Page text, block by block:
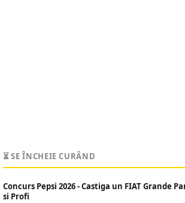
⏳ SE ÎNCHEIE CURÂND
Concurs Pepsi 2026 - Castiga un FIAT Grande
si Profi